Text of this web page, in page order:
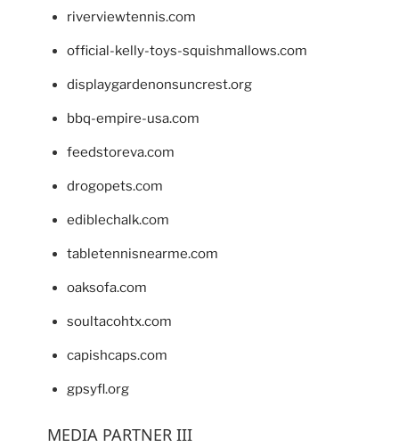
riverviewtennis.com
official-kelly-toys-squishmallows.com
displaygardenonsuncrest.org
bbq-empire-usa.com
feedstoreva.com
drogopets.com
ediblechalk.com
tabletennisnearme.com
oaksofa.com
soultacohtx.com
capishcaps.com
gpsyfl.org
MEDIA PARTNER III